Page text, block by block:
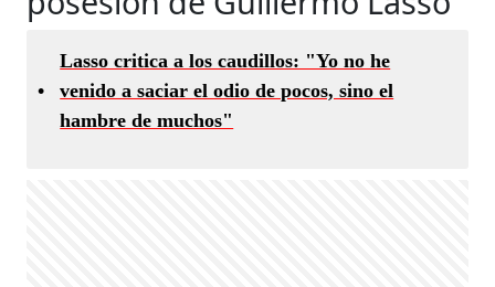
•
Lasso critica a los caudillos: "Yo no he
venido a saciar el odio de pocos, sino el
hambre de muchos"